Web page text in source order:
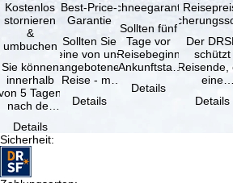
Kostenlos
stornieren
&
umbuchen
Sie können
innerhalb
5 Tagen
nach der
kostenfrei
…
Details
Best-Price-
Garantie
Sollten Sie
eine von uns
angebotene
Reise - mit
Verfügbarkeit
Details
Schneegarantie
Sollten fünf
Tage vor
Reisebeginn
(Ankunftstag)
aufgrund von
Schneemangel
Details
Der
schützt
Reisende,
eine
oder
Details
Sicherheit: